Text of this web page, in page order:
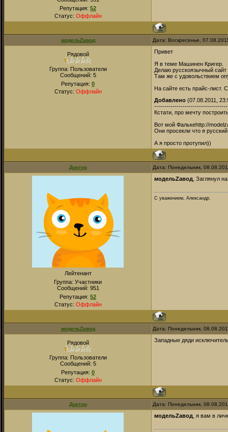
Репутация: 52
Статус: Оффлайн
модельZавод Дата: Воскресенье,
Рядовой
Группа: Пользователи
Сообщений: 5
Репутация: 0
Статус: Оффлайн
Привет
Я в теме Машинен Кригер.
Делаю русскоязычный
Там же с удовольствием
На сайте есть прайс-лист.
Добавлено (07.08.2011,
Кстати, про мечту
Вот мой Фалькеhttp://
Они просекли что я
А я просто протупил))
Доктор Дата: Понедельник,
Лейтенант
Группа: Участники
Сообщений: 951
Репутация: 52
Статус: Оффлайн
модельZавод , Заглянул
С уважением, Александр.
модельZавод Дата: Понедельник,
Рядовой
Группа: Пользователи
Сообщений: 5
Репутация: 0
Статус: Оффлайн
Западные дяди
Доктор Дата: Понедельник,
модельZавод , я вам в